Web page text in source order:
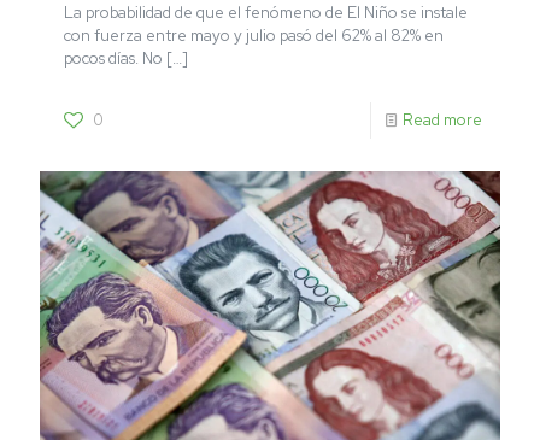
La probabilidad de que el fenómeno de El Niño se instale
con fuerza entre mayo y julio pasó del 62% al 82% en
pocos días. No […]
0 Read more